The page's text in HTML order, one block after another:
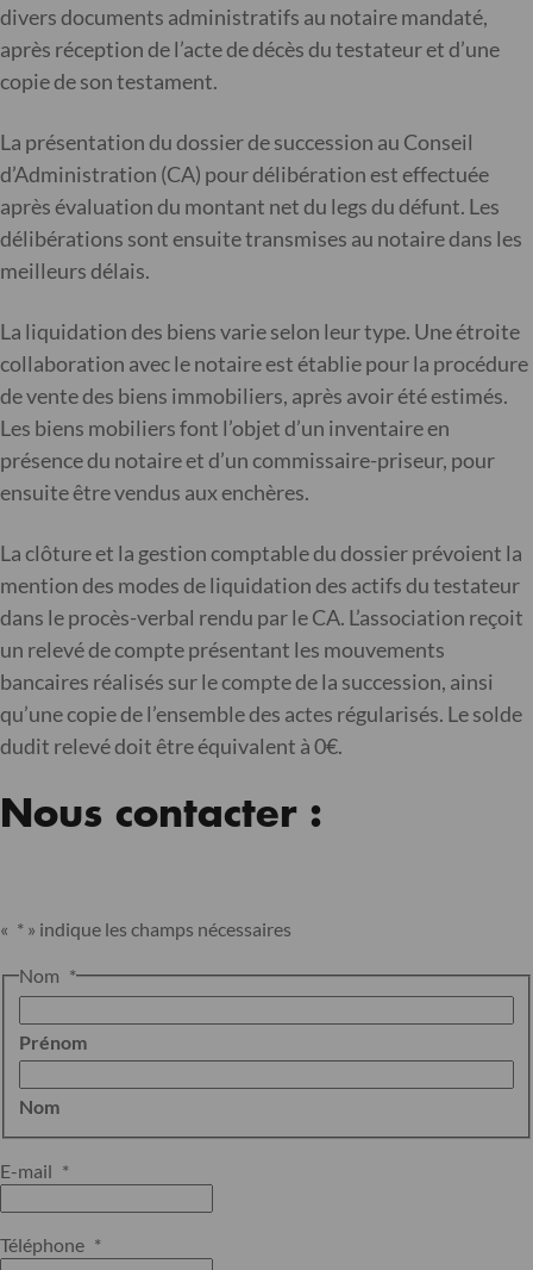
divers documents administratifs au notaire mandaté,
après réception de l’acte de décès du testateur et d’une
copie de son testament.
La présentation du dossier de succession au Conseil
d’Administration (CA) pour délibération est effectuée
après évaluation du montant net du legs du défunt. Les
délibérations sont ensuite transmises au notaire dans les
meilleurs délais.
La liquidation des biens varie selon leur type. Une étroite
collaboration avec le notaire est établie pour la procédure
de vente des biens immobiliers, après avoir été estimés.
Les biens mobiliers font l’objet d’un inventaire en
présence du notaire et d’un commissaire-priseur, pour
ensuite être vendus aux enchères.
La clôture et la gestion comptable du dossier prévoient la
mention des modes de liquidation des actifs du testateur
dans le procès-verbal rendu par le CA. L’association reçoit
un relevé de compte présentant les mouvements
bancaires réalisés sur le compte de la succession, ainsi
qu’une copie de l’ensemble des actes régularisés. Le solde
dudit relevé doit être équivalent à 0€.
Nous contacter :
« * » indique les champs nécessaires
Nom *
Prénom
Nom
E-mail *
Téléphone *